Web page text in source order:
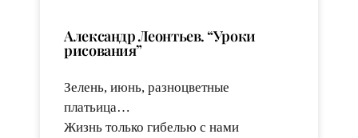
Александр Леонтьев. “Уроки
рисования”
Зелень, июнь, разноцветные
платьица…
Жизнь только гибелью с нами